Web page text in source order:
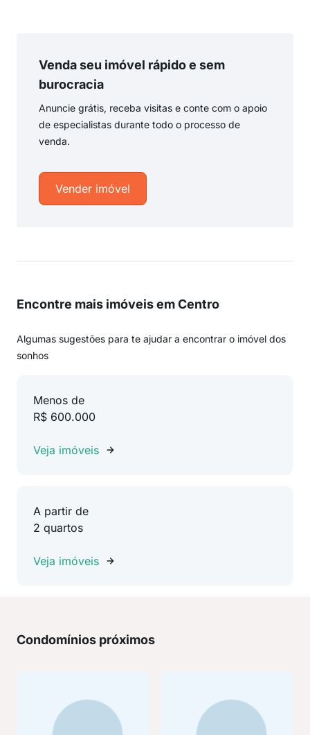
Venda seu imóvel rápido e sem
burocracia
Anuncie grátis, receba visitas e conte com o apoio
de especialistas durante todo o processo de
venda.
Vender imóvel
Encontre mais imóveis em Centro
Algumas sugestões para te ajudar a encontrar o imóvel dos
sonhos
Menos de
R$ 600.000
Veja imóveis
A partir de
2 quartos
Veja imóveis
Condomínios próximos